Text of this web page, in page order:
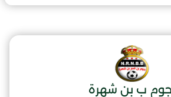
ب بن شهرة